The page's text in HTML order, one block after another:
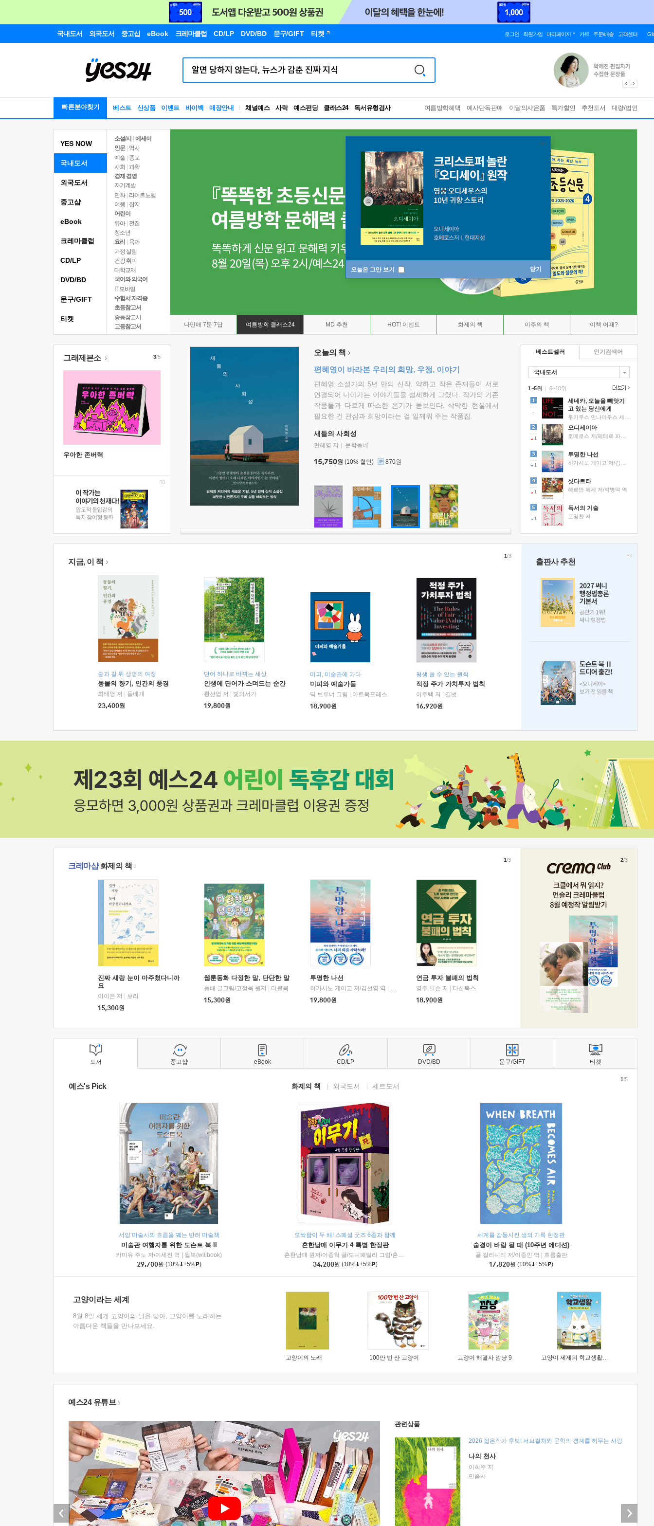
국내도서 외국도서 중고샵 eBook 크레마클럽 CD/LP DVD/BD 문구/GIFT 티켓 로그인 회원가입 마이페이지 카트 주문/배송 고객센터
빠른분야찾기 베스트 신상품 이벤트 바이백 매장안내 채널예스 사락 예스펀딩 클래스24
독서유형검사
RBTI Lab
독서유형검사
여름방학혜택 예사단독판매 이달의사은품 특가할인 추천도서 대량/법인
오늘은 그만 보기 닫기
YES NOW
국내도서
소설/시
에세이
인문
역사
예술 | 종교
사회 | 과학
경제 경영
자기계발
만화 | 라이트노벨
여행
잡지
어린이
유아 | 전집
청소년
요리
육아
가정 살림
건강 취미
대학교재
국어와 외국어
IT 모바일
수험서 자격증
초등참고서
중등참고서
고등참고서
나민애 7문 7답 여름방학 클래스24 MD 추천 HOT! 이벤트 화제의 책 이주의 책 이책 어때?
외국도서
중고샵
eBook
크레마클럽
CD/LP
DVD/BD
문구/GIFT
티켓
그래제본소
우아한 존버력
3/5 오늘의 책
편혜영이 바라본 우리의 희망, 우정, 이야기
편혜영 소설가의 5년 만의 신작. 약하고 작은 존재들이 서로
연결되어 나아가는 이야기들을 섬세하게 그렸다. 작가의 기존
작품들과 다르게 따스한 온기가 돋보인다. 삭막한 현실에서
필요한 건 관심과 희망이라는 걸 일깨워 주는 작품집.
새들의 사회성
편혜영 저 문학동네
15,750원 (10% 할인) 870원
베스트셀러
국내도서
1~5위 |
세네카, 오늘을 빼앗기
고 있는 당신에게
1
오디세이아
1
투명한 나선
1
싯다르타
헤르만 헤세 저/박병덕 역
1
독서의 기술
고명환 저
6~10위
인기검색어
지금, 이 책
숲과 길 위 생명의 여정
동물의 향기, 인간의 풍경
최태영 저
돌베개
23,400원
단어 하나로 바뀌는 세상
인생에 단어가 스며드는 순간
황선엽 저
빛의서가
19,800원
미피, 미술관에 가다
미피와 예술가들
딕 브루너 그림
아트북프레스
18,900원
평생 쓸 수 있는 원칙
적정 주가 가치투자 법칙
이주택 저
길벗
16,920원
1/3
출판사 추천
크레마샵화제의 책
진짜 새랑 눈이 마주쳤다니까
요
이이은 저
보리
15,300원
웹툰동화 다정한 말, 단단한 말
돌배 글그림/고정욱 원저
더블북
15,300원
투명한 나선
히가시노 게이고 저/김선영 역
북다
19,800원
연금 투자 불패의 법칙
영주 닐슨 저
다산북스
18,900원
1/3 2/3
도서
예스's Pick 화제의 책 외국도서 세트도서
서양 미술사의 흐름을 꿰는 반려 미술책
미술관 여행자를 위한 도슨트 북 II
카미유 주노 저/이세진 역
윌북(willbook)
29,700원 (10% +5% )
오싹함이 두 배! 스페셜 굿즈 6종과 함께
흔한남매 이무기 4 특별 한정판
흔한남매 원저/이종혁 글/도니패밀리 그림/흔한컴퍼니 감수
미래엔아이세움
34,200원 (10% +5% )
세계를 감동시킨 생의 기록 한정판
숨결이 바람 될 때 (10주년 에디션)
폴 칼라니티 저/이종인 역
흐름출판
17,820원 (10% +5% )
1/5
고양이라는 세계
8월 8일 세계 고양이의 날을 맞아, 고양이를 노래하는
아름다운 책들을 만나보세요.
고양이의 노래 100만 번 산 고양이 고양이 해결사 깜냥 9 고양이 제제의 학교생활 1 : 초등학생이 이렇게 힘들 줄이야
중고샵 eBook CD/LP DVD/BD 문구/GIFT 티켓
예스24 유튜브
관련상품
2026 젊은작가 후보! 서브컬처와 문학의 경계를 허무는 사랑
나의 천사
이희주 저
민음사